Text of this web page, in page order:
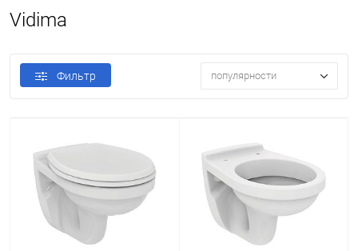
Vidima
Фильтр популярности